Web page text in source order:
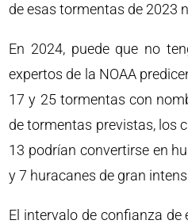
de esas tormentas de 2023
En 2024, puede que no
expertos de la NOAA
17 y 25 tormentas con
de tormentas previstas, los
13 podrían convertirse en
y 7 huracanes de gran
El intervalo de confianza de